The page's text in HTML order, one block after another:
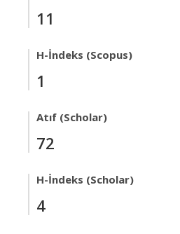
11
H-İndeks (Scopus)
1
Atıf (Scholar)
72
H-İndeks (Scholar)
4